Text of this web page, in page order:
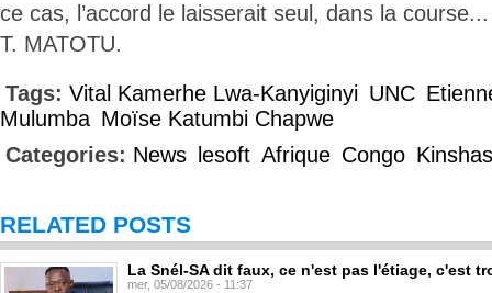
ce cas, l’accord le laisserait seul, dans la course...
T. MATOTU.
Tags: Vital Kamerhe Lwa-Kanyiginyi UNC
Mulumba Moïse Katumbi Chapwe
Categories: News lesoft Afrique Congo
RELATED POSTS
La Snél-SA dit faux, ce n'est pas l'étiage, c'est
mer, 05/08/2026 - 11:37